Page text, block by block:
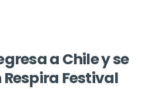
a Chile y se
Festival